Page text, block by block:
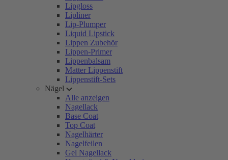
Lipgloss
Lipliner
Lip-Plumper
Liquid Lipstick
Lippen Zubehör
Lippen-Primer
Lippenbalsam
Matter Lippenstift
Lippenstift-Sets
Nägel
Alle anzeigen
Nagellack
Base Coat
Top Coat
Nagelhärter
Nagelfeilen
Gel Nagellack